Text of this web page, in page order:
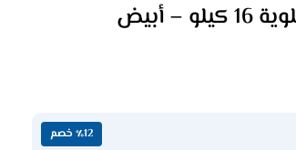
غساله اتوماتيك يوجين تعبئة علوية 16 كيلو – أبيض
٪12 خصم